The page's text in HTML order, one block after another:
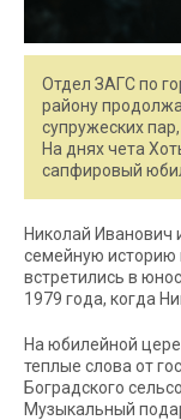
Отдел ЗАГС по
району
супружеских
На днях чета
сапфировый
Николай Иванович
семейную историю
встретились в
1979 года, когда
На юбилейной
теплые слова от
Боградского
Музыкальный